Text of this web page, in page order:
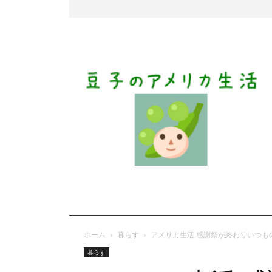
ホーム 暮らす アメリカ生活 感謝祭が終わりいつ
暮らす